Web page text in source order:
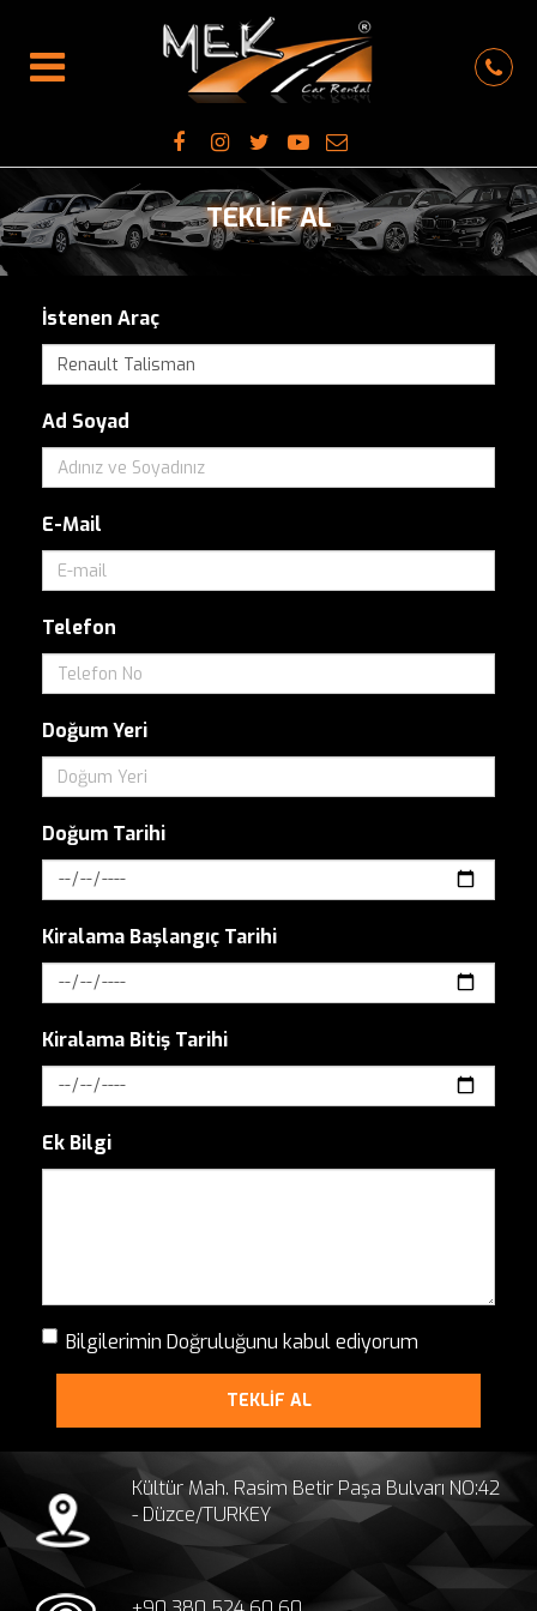
TEKLİF AL
İstenen Araç
Ad Soyad
E-Mail
Telefon
Doğum Yeri
Doğum Tarihi
Kiralama Başlangıç Tarihi
Kiralama Bitiş Tarihi
Ek Bilgi
Bilgilerimin Doğruluğunu kabul ediyorum
TEKLİF AL
Kültür Mah. Rasim Betir Paşa Bulvarı NO:42
- Düzce/TURKEY